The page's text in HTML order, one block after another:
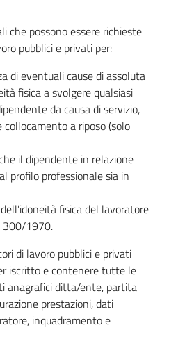
che possono essere richieste
pubblici e privati per:
di eventuali cause di assoluta
fisica a svolgere qualsiasi
da causa di servizio,
a riposo (solo
il dipendente in relazione
profilo professionale sia in
fisica del lavoratore
300/1970.
di lavoro pubblici e privati
iscritto e contenere tutte le
anagrafici ditta/ente, partita
prestazioni, dati
inquadramento e